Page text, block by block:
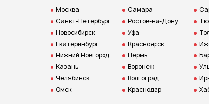
Москва
Санкт-Петербург
Новосибирск
Екатеринбург
Нижний Новгород
Казань
Челябинск
Омск
Самара
Ростов-на-Дону
Уфа
Красноярск
Пермь
Воронеж
Волгоград
Краснодар